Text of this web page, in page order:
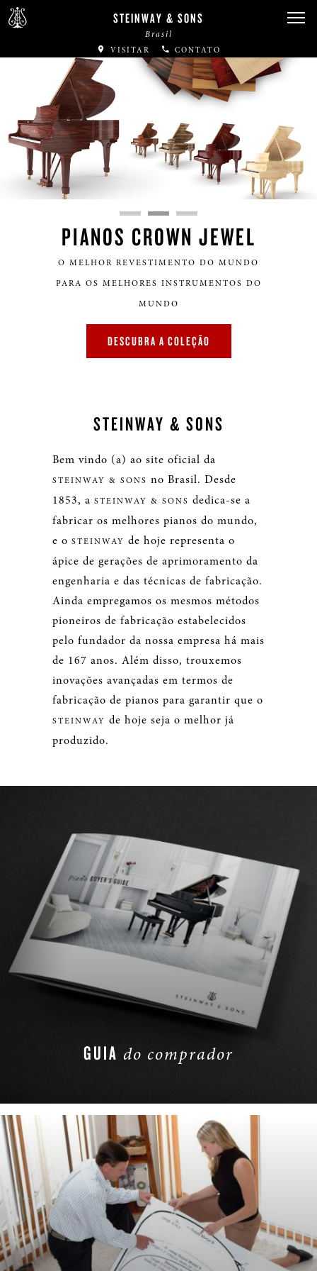
STEINWAY & SONS
Brasil
VISITAR CONTATO
PIANOS CROWN JEWEL
O MELHOR REVESTIMENTO DO MUNDO
PARA OS MELHORES INSTRUMENTOS DO
MUNDO
DESCUBRA A COLEÇÃO
STEINWAY & SONS
Bem vindo (a) ao site oficial da
STEINWAY & SONS no Brasil. Desde
1853, a STEINWAY & SONS dedica-se a
fabricar os melhores pianos do mundo,
e o STEINWAY de hoje representa o
ápice de gerações de aprimoramento da
engenharia e das técnicas de fabricação.
Ainda empregamos os mesmos métodos
pioneiros de fabricação estabelecidos
pelo fundador da nossa empresa há mais
de 167 anos. Além disso, trouxemos
inovações avançadas em termos de
fabricação de pianos para garantir que o
STEINWAY de hoje seja o melhor já
produzido.
GUIA do comprador